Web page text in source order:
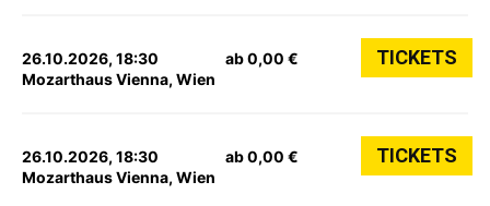
26.10.2026, 18:30
Mozarthaus Vienna, Wien
ab 0,00 € TICKETS
26.10.2026, 18:30
Mozarthaus Vienna, Wien
ab 0,00 € TICKETS